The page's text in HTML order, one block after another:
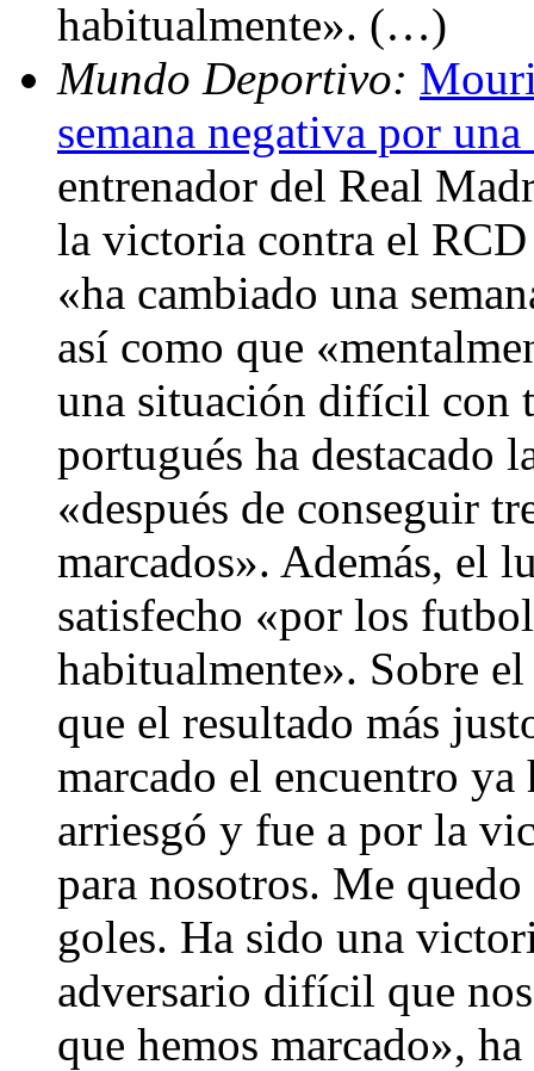
habitualmente». (…)
Mundo Deportivo:
semana negativa por
entrenador del Real
la victoria contra el
«ha cambiado una
así como que
una situación difícil con
portugués ha destacado
«después de conseguir
marcados». Además, el
satisfecho «por los
habitualmente». Sobre
que el resultado más
marcado el encuentro
arriesgó y fue a por la
para nosotros. Me
goles. Ha sido una
adversario difícil que
que hemos marcado»,